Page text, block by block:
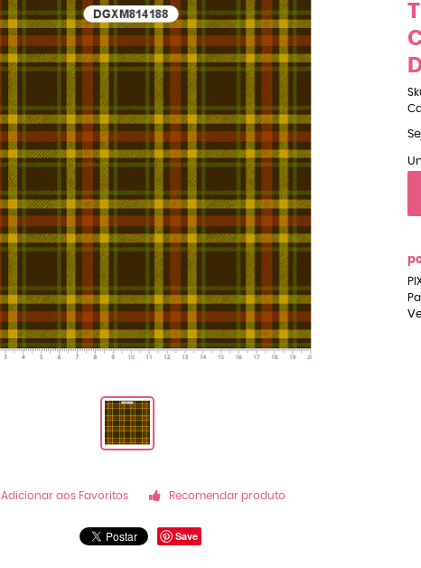
Adicionar aos Favoritos Recomendar produto
Save